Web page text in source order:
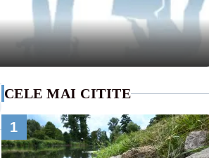
CELE MAI CITITE
1